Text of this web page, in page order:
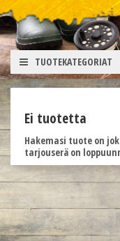
TUOTEKATEGORIAT
Ei tuotetta
Hakemasi tuote on
tarjouserä on